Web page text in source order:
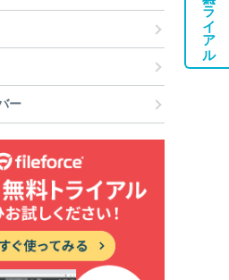
無料トライアル
ー